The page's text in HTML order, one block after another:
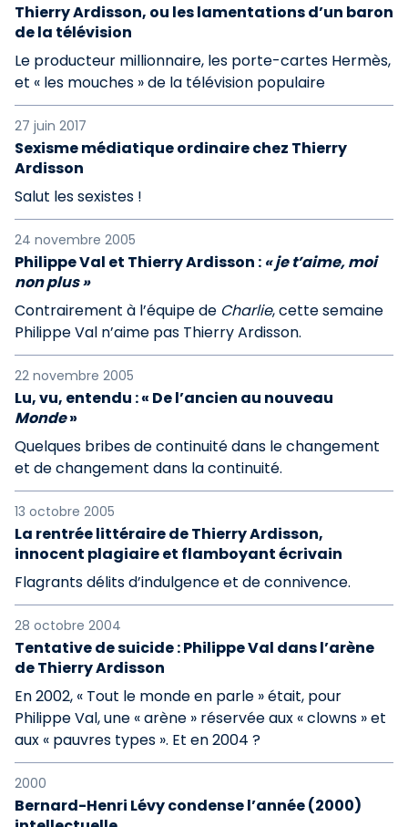
Thierry Ardisson, ou les lamentations d’un baron
de la télévision
Le producteur millionnaire, les porte-cartes Hermès,
et « les mouches » de la télévision populaire
27 juin 2017
Sexisme médiatique ordinaire chez Thierry
Ardisson
Salut les sexistes !
24 novembre 2005
Philippe Val et Thierry Ardisson : « je t’aime, moi
non plus »
Contrairement à l’équipe de Charlie, cette semaine
Philippe Val n’aime pas Thierry Ardisson.
22 novembre 2005
Lu, vu, entendu : « De l’ancien au nouveau
Monde»
Quelques bribes de continuité dans le changement
et de changement dans la continuité.
13 octobre 2005
La rentrée littéraire de Thierry Ardisson,
innocent plagiaire et flamboyant écrivain
Flagrants délits d’indulgence et de connivence.
28 octobre 2004
Tentative de suicide : Philippe Val dans l’arène
de Thierry Ardisson
En 2002, « Tout le monde en parle » était, pour
Philippe Val, une « arène » réservée aux « clowns » et
aux « pauvres types ». Et en 2004 ?
2000
Bernard-Henri Lévy condense l’année (2000)